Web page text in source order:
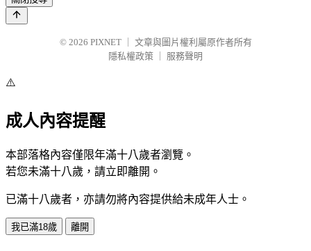
© 2026 PIXNET
文章與圖片權利屬原作者所有
隱私權政策
服務聲明
⚠️
成人內容提醒
本部落格內容僅限年滿十八歲者瀏覽。
若您未滿十八歲，請立即離開。
已滿十八歲者，亦請勿將內容提供給未成年人士。
我已滿18歲 離開